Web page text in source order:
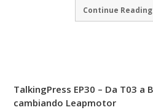
Continue Reading
TalkingPress EP30 – Da T03 a
cambiando Leapmotor